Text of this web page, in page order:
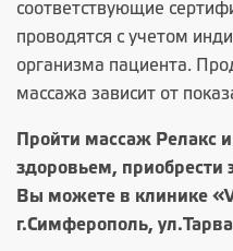
соответствующие
проводятся с учетом
организма пациента.
массажа зависит от
Пройти массаж Релакс
здоровьем, приобрести
Вы можете в клинике
г.Симферополь,